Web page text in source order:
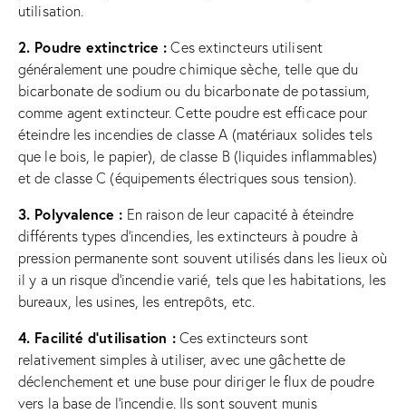
utilisation.
2. Poudre extinctrice : Ces extincteurs utilisent
généralement une poudre chimique sèche, telle que du
bicarbonate de sodium ou du bicarbonate de potassium,
comme agent extincteur. Cette poudre est efficace pour
éteindre les incendies de classe A (matériaux solides tels
que le bois, le papier), de classe B (liquides inflammables)
et de classe C (équipements électriques sous tension).
3. Polyvalence : En raison de leur capacité à éteindre
différents types d’incendies, les extincteurs à poudre à
pression permanente sont souvent utilisés dans les lieux où
il y a un risque d’incendie varié, tels que les habitations, les
bureaux, les usines, les entrepôts, etc.
4. Facilité d’utilisation :Ces extincteurs sont
relativement simples à utiliser, avec une gâchette de
déclenchement et une buse pour diriger le flux de poudre
vers la base de l’incendie. Ils sont souvent munis